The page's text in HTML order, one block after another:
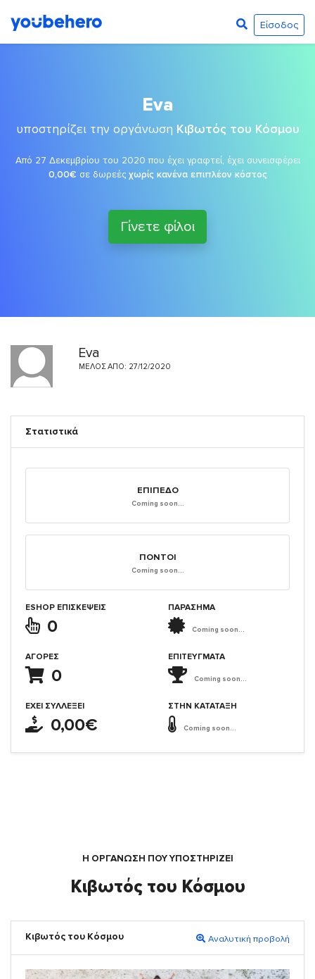
Είσοδος
Eva
υποστηρίζει την οργάνωση Κιβωτός του Κόσμου
Από 27 Δεκεμβρίου του 2020 που έχει γραφτεί, έχει συνεισφέρει
0,00€ σε δωρεές χωρίς κανένα επιπλέον κόστος
Γίνετε φίλοι
Eva
ΜΈΛΟΣ ΑΠΌ: 27/12/2020
Στατιστικά
ΕΠΊΠΕΔΟ
Coming soon...
ΠΌΝΤΟΙ
Coming soon...
ESHOP ΕΠΙΣΚΈΨΕΙΣ
0
ΑΓΟΡΈΣ
0
ΈΧΕΙ ΣΥΛΛΈΞΕΙ
0,00€
ΠΑΡΑΣΗΜΑ
Coming soon...
ΕΠΙΤΕΎΓΜΑΤΑ
Coming soon...
ΣΤΗΝ ΚΑΤΆΤΑΞΗ
Coming soon...
Η ΟΡΓΆΝΩΣΗ ΠΟΥ ΥΠΟΣΤΗΡΙΖΕΙ
Κιβωτός του Κόσμου
Κιβωτός του Κόσμου Αναλυτική προβολή